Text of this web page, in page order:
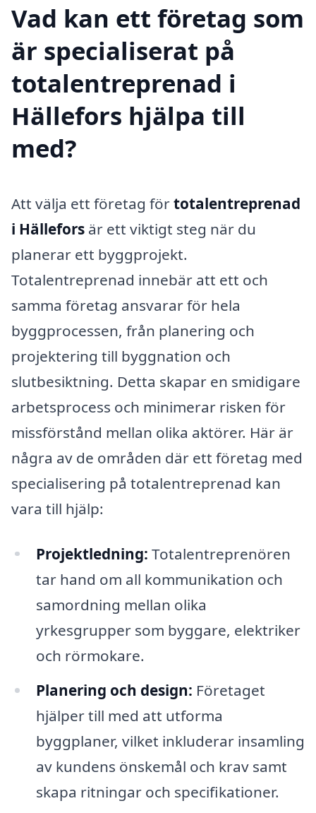
Vad kan ett företag som
är specialiserat på
totalentreprenad i
Hällefors hjälpa till
med?
Att välja ett företag förtotalentreprenad
i Hällefors är ett viktigt steg när du
planerar ett byggprojekt.
Totalentreprenad innebär att ett och
samma företag ansvarar för hela
byggprocessen, från planering och
projektering till byggnation och
slutbesiktning. Detta skapar en smidigare
arbetsprocess och minimerar risken för
missförstånd mellan olika aktörer. Här är
några av de områden där ett företag med
specialisering på totalentreprenad kan
vara till hjälp:
Projektledning: Totalentreprenören
tar hand om all kommunikation och
samordning mellan olika
yrkesgrupper som byggare, elektriker
och rörmokare.
Planering och design: Företaget
hjälper till med att utforma
byggplaner, vilket inkluderar insamling
av kundens önskemål och krav samt
skapa ritningar och specifikationer.